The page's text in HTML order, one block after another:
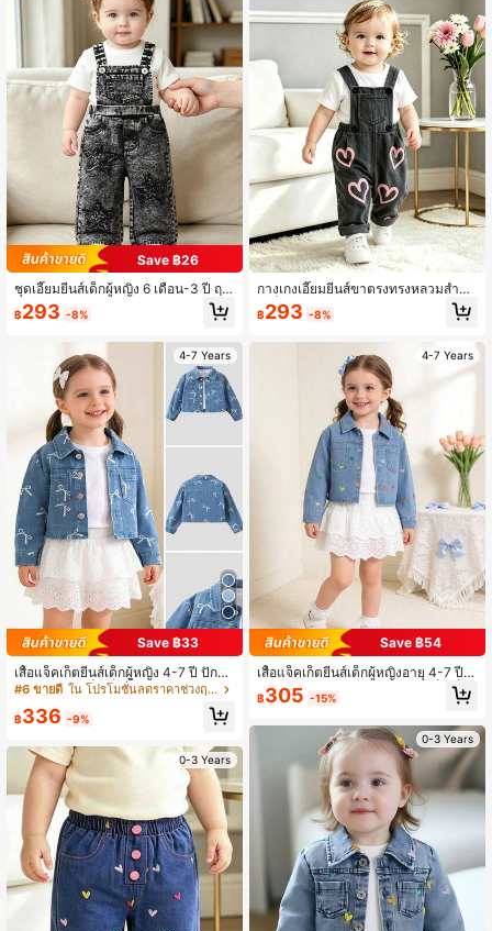
Save ฿26
ชุดเอี๊ยมยีนส์เด็กผู้หญิง 6 เดือน-3 ปี ฤดู
ใบไม้ผลิ/ฤดูใบไม้ร่วง ตกแต่งด้วยแพท
ช์ดาว สายไหล่ปรับได้ กางเกงขาตรงแ
และกลางแจ้ง
฿293 -8%
4-7 Years
Save ฿33
เสื้อแจ็คเก็ตยีนส์เด็กผู้หญิง 4-7 ปี ปักโบ
ว์ คอปกพับ แจ็คเก็ตสั้นแบบลำลอง สีฟ้า
างแจ้ง
#6 ขายดี ใน โปรโมชั่นลดราคาช่วงฤดูร้อน เสื้อผ้าชั้นนอกสำหรั
฿336 -9%
0-3 Years
กางเกงเอี๊ยมยีนส์ขาตรงทรงหลวมสำหรั
บเด็กผู้หญิง 6 เดือน-3 ปี ลายพิมพ์หัวใจ
สีดำเทา กางเกงลำลองน่ารัก เหมาะสำ
฿293 -8%
4-7 Years
Save ฿54
เสื้อแจ็คเก็ตยีนส์เด็กผู้หญิงอายุ 4-7 ปี ปั
กหัวใจสีสันไม่สมมาตร ปกพับ แจ็คเก็ต
สั้นแบบสบายๆ สีฟ้าอ่อน สำหรับใส่ประ
฿305 -15%
0-3 Years